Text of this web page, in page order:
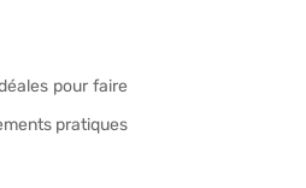
pour faire
pratiques